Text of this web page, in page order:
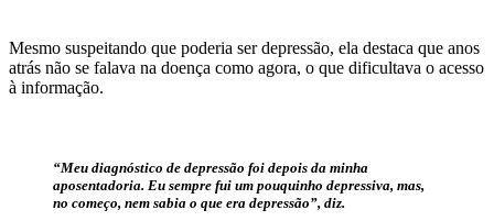
Mesmo suspeitando que poderia ser depressão, ela destaca que anos
atrás não se falava na doença como agora, o que dificultava o acesso
à informação.
“Meu diagnóstico de depressão foi depois da minha
aposentadoria. Eu sempre fui um pouquinho depressiva, mas,
no começo, nem sabia o que era depressão”, diz.